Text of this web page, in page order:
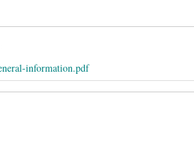
information.pdf